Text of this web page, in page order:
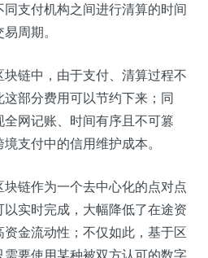
支付机构之间进行清算的时间
周期。
链中，由于支付、清算过程不
部分费用可以节约下来；同
网记账、时间有序且不可篡
支付中的信用维护成本。
链作为一个去中心化的点对点
实时完成，大幅降低了在途资
金流动性；不仅如此，基于区
要使用某种被双方认可的数字